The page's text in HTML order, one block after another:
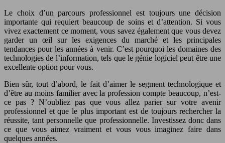
Le choix d’un parcours professionnel est toujours une décision
importante qui requiert beaucoup de soins et d’attention. Si vous
vivez exactement ce moment, vous savez également que vous devez
garder un œil sur les exigences du marché et les principales
tendances pour les années à venir. C’est pourquoi les domaines des
technologies de l’information, tels que le génie logiciel peut être une
excellente option pour vous.
Bien sûr, tout d’abord, le fait d’aimer le segment technologique et
d’être au moins familier avec la profession compte beaucoup, n’est-
ce pas ? N’oubliez pas que vous allez parier sur votre avenir
professionnel et que le plus important est de toujours rechercher la
réussite, tant personnelle que professionnelle. Investissez donc dans
ce que vous aimez vraiment et vous vous imaginez faire dans
quelques années.